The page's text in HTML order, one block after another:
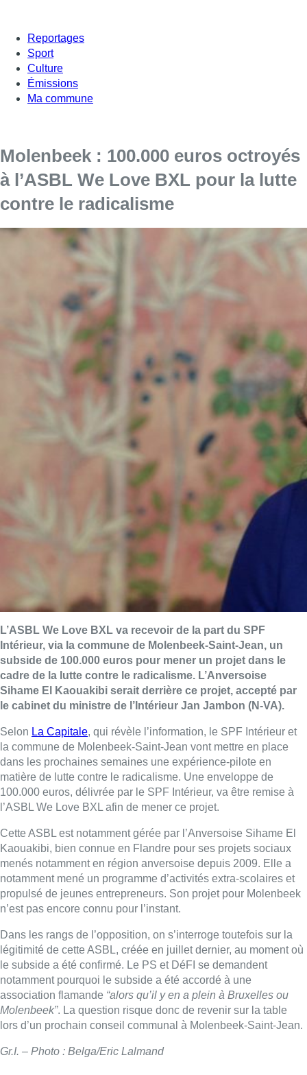
Reportages
Sport
Culture
Émissions
Ma commune
Molenbeek : 100.000 euros octroyés
à l’ASBL We Love BXL pour la lutte
contre le radicalisme
L’ASBL We Love BXL va recevoir de la part du SPF
Intérieur, via la commune de Molenbeek-Saint-Jean, un
subside de 100.000 euros pour mener un projet dans le
cadre de la lutte contre le radicalisme. L’Anversoise
Sihame El Kaouakibi serait derrière ce projet, accepté par
le cabinet du ministre de l’Intérieur Jan Jambon (N-VA).
Selon La Capitale, qui révèle l’information, le SPF Intérieur et
la commune de Molenbeek-Saint-Jean vont mettre en place
dans les prochaines semaines une expérience-pilote en
matière de lutte contre le radicalisme. Une enveloppe de
100.000 euros, délivrée par le SPF Intérieur, va être remise à
l’ASBL We Love BXL afin de mener ce projet.
Cette ASBL est notamment gérée par l’Anversoise Sihame El
Kaouakibi, bien connue en Flandre pour ses projets sociaux
menés notamment en région anversoise depuis 2009. Elle a
notamment mené un programme d’activités extra-scolaires et
propulsé de jeunes entrepreneurs. Son projet pour Molenbeek
n’est pas encore connu pour l’instant.
Dans les rangs de l’opposition, on s’interroge toutefois sur la
légitimité de cette ASBL, créée en juillet dernier, au moment où
le subside a été confirmé. Le PS et DéFI se demandent
notamment pourquoi le subside a été accordé à une
association flamande “alors qu’il y en a plein à Bruxelles ou
Molenbeek”. La question risque donc de revenir sur la table
lors d’un prochain conseil communal à Molenbeek-Saint-Jean.
Gr.I. – Photo : Belga/Eric Lalmand